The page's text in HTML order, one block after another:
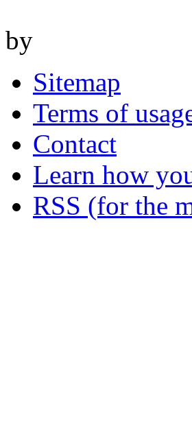
by
Sitemap
Terms of
Contact
Learn how
RSS (for the